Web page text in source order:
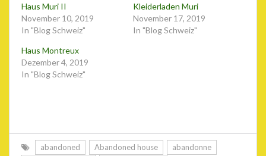
Haus Muri II
November 10, 2019
In "Blog Schweiz"
Kleiderladen Muri
November 17, 2019
In "Blog Schweiz"
Haus Montreux
Dezember 4, 2019
In "Blog Schweiz"
abandoned Abandoned house
abandonne